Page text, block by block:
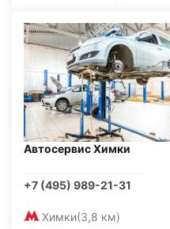
Автосервис Химки
+7 (495) 989-21-31
Химки(3,8 км)